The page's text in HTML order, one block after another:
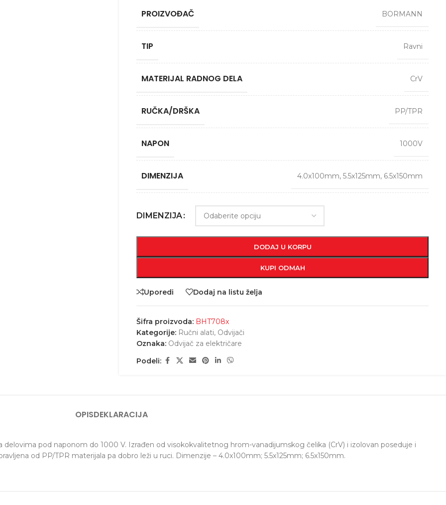
PROIZVOĐAČ BORMANN
TIP Ravni
MATERIJAL RADNOG DELA CrV
RUČKA/DRŠKA PP/TPR
NAPON 1000V
DIMENZIJA 4.0x100mm, 5.5x125mm, 6.5x150mm
DIMENZIJA
DODAJ U KORPU
KUPI ODMAH
Uporedi Dodaj na listu želja
Šifra proizvoda: BHT708x
Kategorije: Ručni alati, Odvijači
Oznaka: Odvijač za električare
Podeli:
OPISDEKLARACIJA
delovima pod naponom do 1000 V. Izrađen od visokokvalitetnog hrom-vanadijumskog čelika (CrV) i izolovan poseduje i
od PP/TPR materijala pa dobro leži u ruci. Dimenzije – 4.0x100mm; 5.5x125mm; 6.5x150mm.